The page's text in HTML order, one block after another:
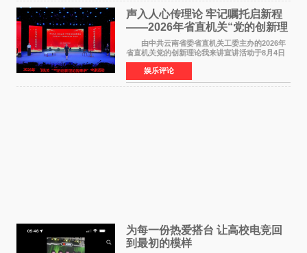
声入人心传理论 牢记嘱托启新程
——2026年省直机关“党的创新理
论我来讲”宣讲活动圆满落幕
由中共云南省委省直机关工委主办的2026年
省直机关党的创新理论我来讲宣讲活动于8月4日
至5日在昆明举办。活动以 "牢记嘱托 感恩奋进
开创云南发展新局面 "为主题，坚持以新时代中国
特色社会主义
娱乐评论
为每一份热爱搭台 让高校电竞回
到最初的模样